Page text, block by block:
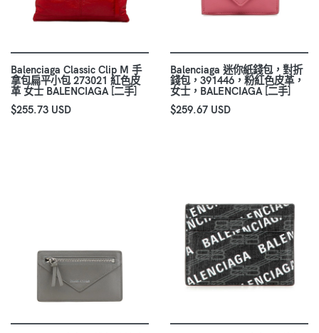
Balenciaga Classic Clip M 手
拿包扁平小包 273021 紅色皮
革 女士 BALENCIAGA [二手]
$255.73 USD
Balenciaga 迷你紙錢包，對折
錢包，391446，粉紅色皮革，
女士，BALENCIAGA [二手]
$259.67 USD